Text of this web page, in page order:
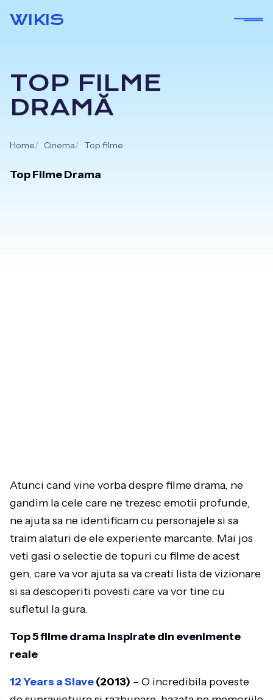
WIKIS
TOP FILME
DRAMĂ
Home Cinema Top filme
Top Filme Drama
Atunci cand vine vorba despre filme drama, ne
gandim la cele care ne trezesc emotii profunde,
ne ajuta sa ne identificam cu personajele si sa
traim alaturi de ele experiente marcante. Mai jos
veti gasi o selectie de topuri cu filme de acest
gen, care va vor ajuta sa va creati lista de vizionare
si sa descoperiti povesti care va vor tine cu
sufletul la gura.
Top 5 filme drama inspirate din evenimente
reale
12 Years a Slave(2013) – O incredibila poveste